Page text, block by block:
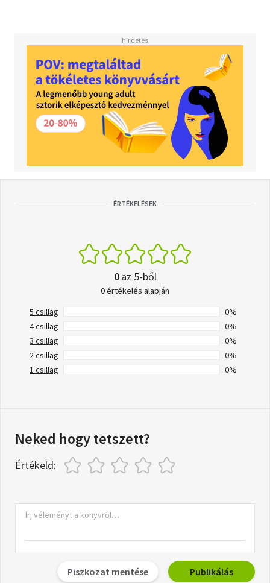
ÉRTÉKELÉSEK
0az 5-ből
0 értékelés alapján
5 csillag
0%
4 csillag
0%
3 csillag
0%
2 csillag
0%
1 csillag
0%
Neked hogy tetszett?
Értékeld:
Piszkozat mentése Publikálás